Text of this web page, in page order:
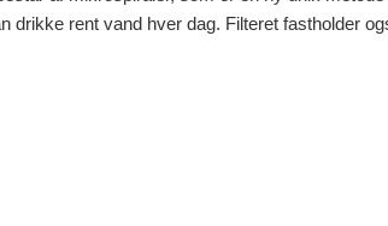
rent vand hver dag. Filteret fastholder